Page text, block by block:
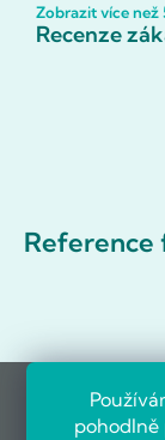
pohodlně
Zobrazit více než
Recenze
Reference